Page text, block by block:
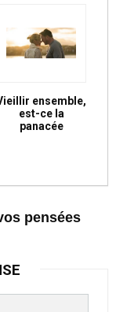
ensemble,
est-ce la
panacée
pensées